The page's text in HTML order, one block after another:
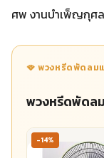
ศพ งานบำเพ็ญกุศ
🪭 พวงหรีดพัดลมแ
พวงหรีดพัดล
-14%